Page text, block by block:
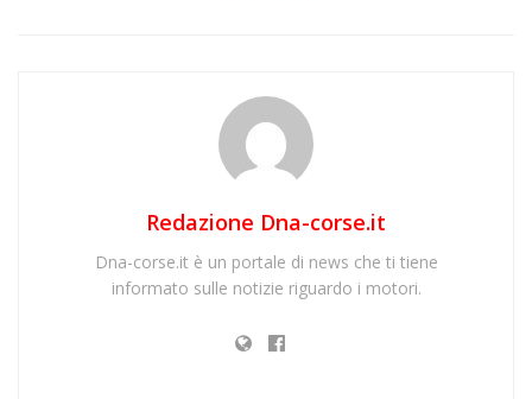
Redazione Dna-corse.it
Dna-corse.it è un portale di news che ti tiene
informato sulle notizie riguardo i motori.